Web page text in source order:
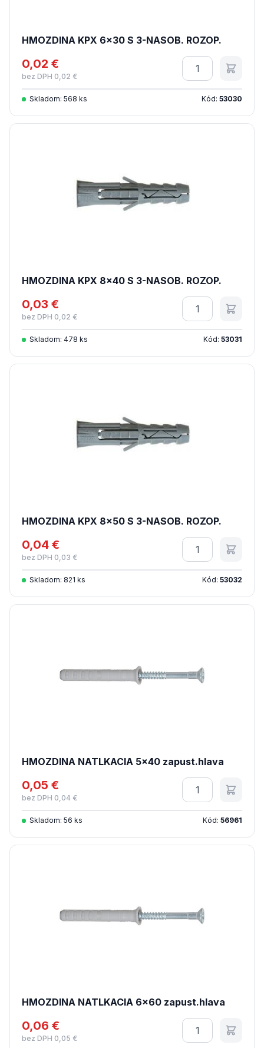
HMOZDINA KPX 6x30 S 3-NASOB. ROZOP.
0,02 €
bez DPH 0,02 €
Množstvo
Skladom: 568 ks Kód: 53030
HMOZDINA KPX 8x40 S 3-NASOB. ROZOP.
0,03 €
bez DPH 0,02 €
Množstvo
Skladom: 478 ks Kód: 53031
HMOZDINA KPX 8x50 S 3-NASOB. ROZOP.
0,04 €
bez DPH 0,03 €
Množstvo
Skladom: 821 ks Kód: 53032
HMOZDINA NATLKACIA 5x40 zapust.hlava
0,05 €
bez DPH 0,04 €
Množstvo
Skladom: 56 ks Kód: 56961
HMOZDINA NATLKACIA 6x60 zapust.hlava
0,06 €
bez DPH 0,05 €
Množstvo